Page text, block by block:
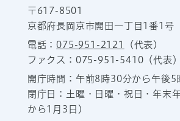
〒617-8501
京都府長岡京市開田一丁目1番1号
電話：075-951-2121
（代表）
ファクス：075-951-5410（代表）
開庁時間：午前8時30分から午後
閉庁日：土曜・日曜・祝日・年末
から1月3日）